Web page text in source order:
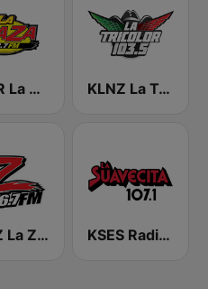
KNOR La Raza 93.7 (US Only) KLNZ La Tricolor 103.5 FM
KTUZ La Zeta 106.7 FM KSES Radio La Suavecita 107.1